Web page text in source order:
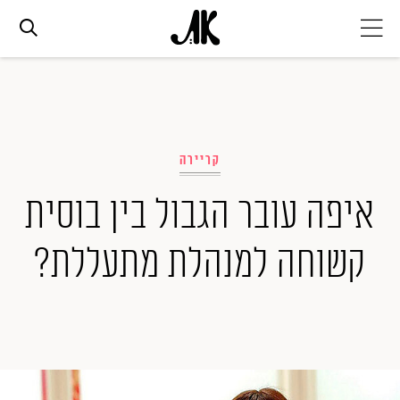
אופנה
ביוטי
סלבס
קריירה
איפה עובר הגבול בין בוסית
קשוחה למנהלת מתעללת?